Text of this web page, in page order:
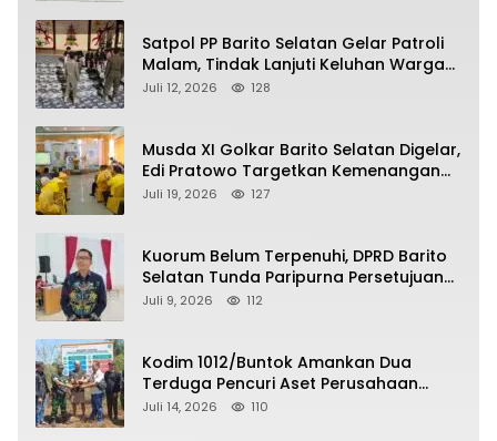
Satpol PP Barito Selatan Gelar Patroli
Malam, Tindak Lanjuti Keluhan Warga
soal Balap Liar dan Remaja Nongkrong
Juli 12, 2026 128
Musda XI Golkar Barito Selatan Digelar,
Edi Pratowo Targetkan Kemenangan
Partai pada Pemilu Mendatang
Juli 19, 2026 127
Kuorum Belum Terpenuhi, DPRD Barito
Selatan Tunda Paripurna Persetujuan
Raperda Pertanggungjawaban APBD
Juli 9, 2026 112
Kodim 1012/Buntok Amankan Dua
Terduga Pencuri Aset Perusahaan
Sitaan Satgas PKH, Satu Paket Diduga
Juli 14, 2026 110